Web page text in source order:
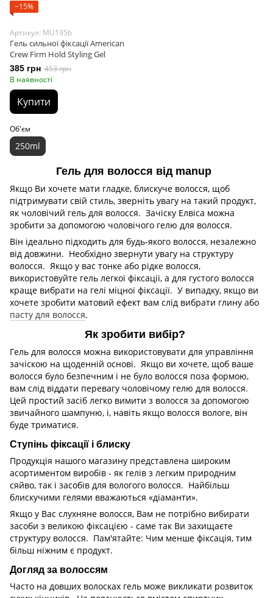
−15%
Артикул: MU195b
Гель сильної фіксації American
Crew Firm Hold Styling Gel
385 грн 453 грн
В наявності
Купити
Об'єм
250ml
Гель для волосся від manup
Якщо Ви хочете мати гладке, блискуче волосся, щоб
підтримувати свій стиль, зверніть увагу на такий продукт,
як чоловічий гель для волосся. Зачіску Елвіса можна
зробити за допомогою чоловічого гелю для волосся.
Він ідеально підходить для будь-якого волосся, незалежно
від довжини. Необхідно звернути увагу на структуру
волосся. Якщо у вас тонке або рідке волосся,
використовуйте гель легкої фіксації, а для густого волосся
краще вибрати на гелі міцної фіксації. У випадку, якщо ви
хочете зробити матовий ефект вам слід вибрати глину або
пасту для волосся.
Як зробити вибір?
Гель для волосся можна використовувати для управління
зачіскою на щоденній основі. Якщо ви хочете, щоб ваше
волосся було безпечним і не було волосся поза формою,
вам слід віддати перевагу чоловічому гелю для волосся.
Цей простий засіб легко вимити з волосся за допомогою
звичайного шампуню, і, навіть якщо волосся вологе, він
буде триматися.
Ступінь фіксації і блиску
Продукція нашого магазину представлена широким
асортиментом виробів - як гелів з легким природним
сяйво, так і засобів для вологого волосся. Найбільш
блискучими гелями вважаються «діаманти».
Якщо у Вас слухняне волосся, Вам не потрібно вибирати
засоби з великою фіксацією - саме так Ви захищаєте
структуру волосся. Пам'ятайте: Чим менше фіксація, тим
більш ніжним є продукт.
Догляд за волоссям
Часто на довших волосках гель може викликати розвиток